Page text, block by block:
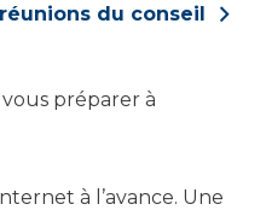
du conseil
préparer à
à l’avance. Une